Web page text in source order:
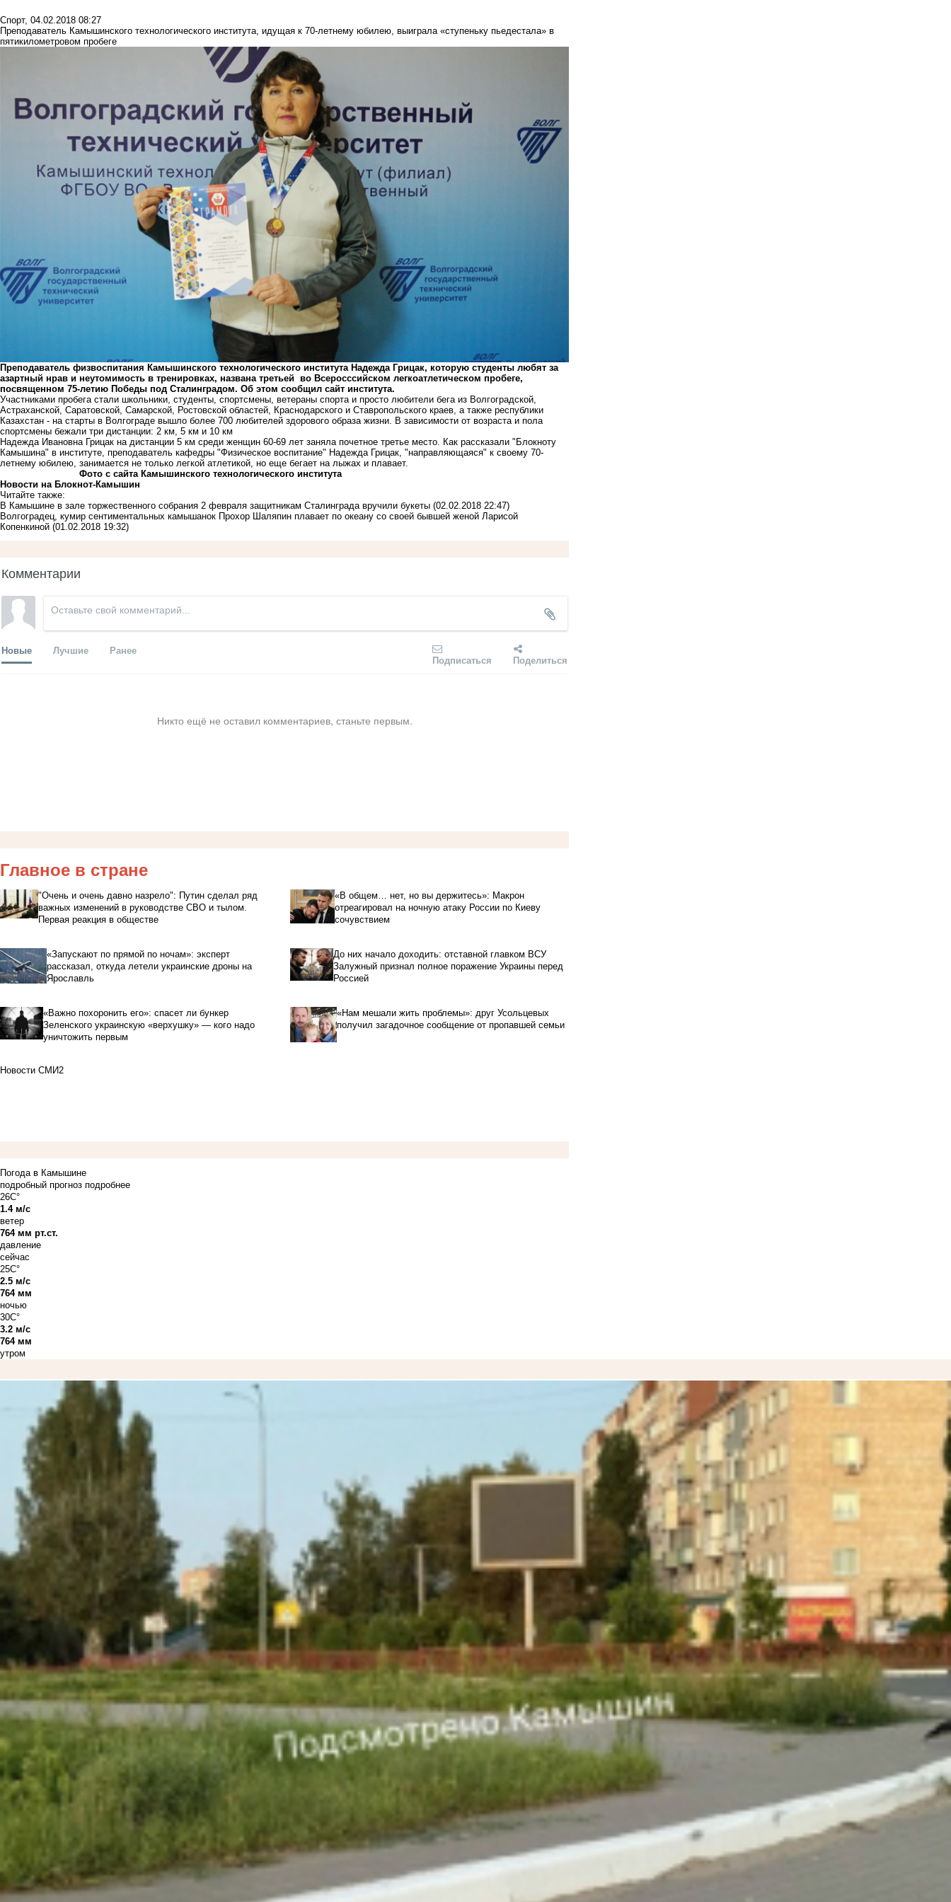
Спорт, 04.02.2018 08:27
Преподаватель Камышинского технологического института, идущая к 70-летнему юбилею, выиграла «ступеньку пьедестала» в
пятикилометровом пробеге
Преподаватель физвоспитания Камышинского технологического института Надежда Грицак, которую студенты любят за
азартный нрав и неутомимость в тренировках, названа третьей во Всеросссийском легкоатлетическом пробеге,
посвященном 75-летию Победы под Сталинградом. Об этом сообщил сайт института.
Участниками пробега стали школьники, студенты, спортсмены, ветераны спорта и просто любители бега из Волгоградской,
Астраханской, Саратовской, Самарской, Ростовской областей, Краснодарского и Ставропольского краев, а также республики
Казахстан - на старты в Волгограде вышло более 700 любителей здорового образа жизни. В зависимости от возраста и пола
спортсмены бежали три дистанции: 2 км, 5 км и 10 км
Надежда Ивановна Грицак на дистанции 5 км среди женщин 60-69 лет заняла почетное третье место. Как рассказали "Блокноту
Камышина" в институте, преподаватель кафедры "Физическое воспитание" Надежда Грицак, "направляющаяся" к своему 70-
летнему юбилею, занимается не только легкой атлетикой, но еще бегает на лыжах и плавает.
Фото с сайта Камышинского технологического института
Новости на Блoкнoт-Камышин
Читайте также:
В Камышине в зале торжественного собрания 2 февраля защитникам Сталинграда вручили букеты (02.02.2018 22:47)
Волгоградец, кумир сентиментальных камышанок Прохор Шаляпин плавает по океану со своей бывшей женой Ларисой
Копенкиной (01.02.2018 19:32)
Комментарии
Новые Лучшие Ранее
Подписаться Поделиться
Никто ещё не оставил комментариев, станьте первым.
Главное в стране
"Очень и очень давно назрело": Путин сделал ряд
важных изменений в руководстве СВО и тылом.
Первая реакция в обществе
«В общем… нет, но вы держитесь»: Макрон
отреагировал на ночную атаку России по Киеву
сочувствием
«Запускают по прямой по ночам»: эксперт
рассказал, откуда летели украинские дроны на
Ярославль
До них начало доходить: отставной главком ВСУ
Залужный признал полное поражение Украины перед
Россией
«Важно похоронить его»: спасет ли бункер
Зеленского украинскую «верхушку» — кого надо
уничтожить первым
«Нам мешали жить проблемы»: друг Усольцевых
получил загадочное сообщение от пропавшей семьи
Новости СМИ2
Погода в Камышине
подробный прогноз подробнее
26C°
1.4 м/с
ветер
764 мм рт.ст.
давление
сейчас
25C°
2.5 м/с
764 мм
ночью
30C°
3.2 м/с
764 мм
утром